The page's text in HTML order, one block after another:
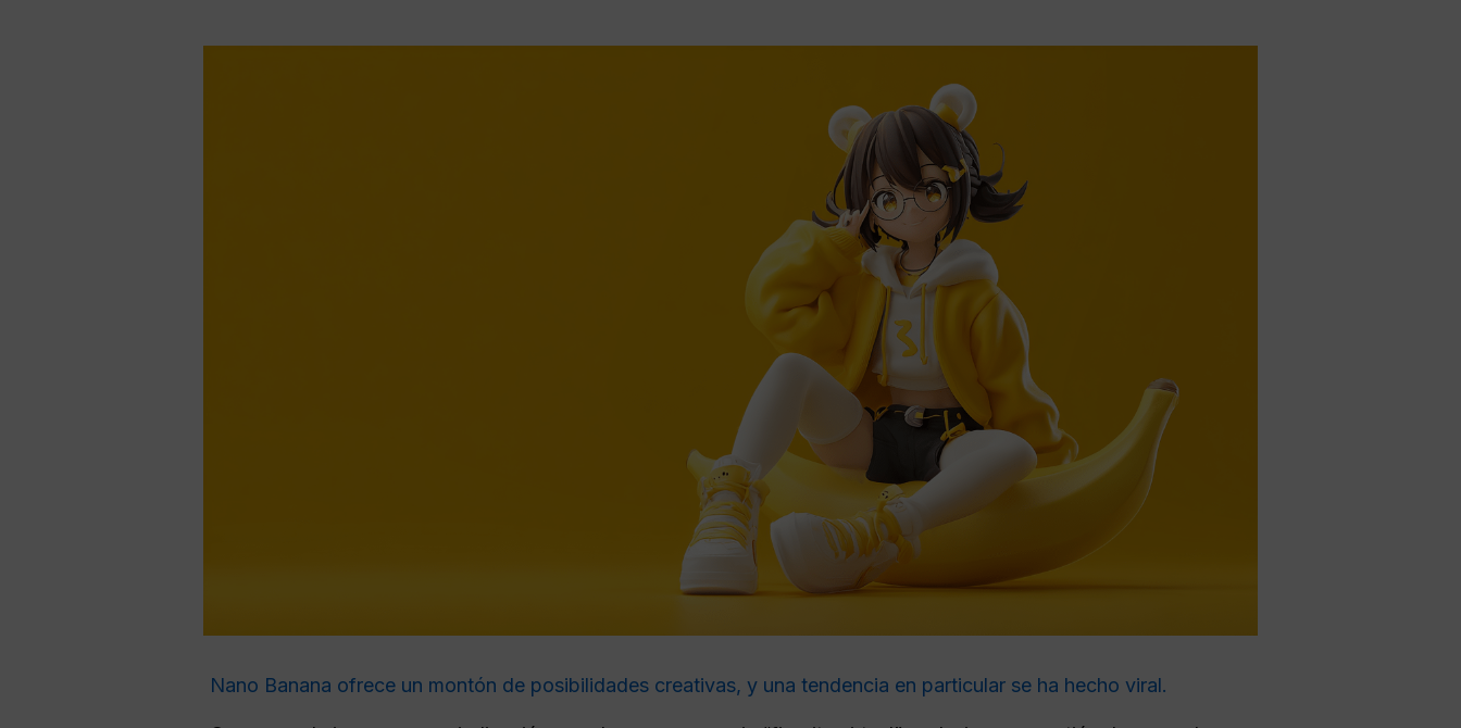
Nano Banana ofrece un montón de posibilidades creativas, y una tendencia en particular se ha hecho viral.